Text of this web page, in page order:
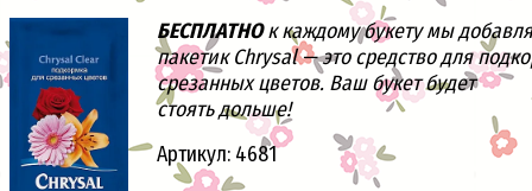
БЕСПЛАТНОк каждому букету мы
пакетик Chrysal — это средство для
срезанных цветов. Ваш букет будет
стоять дольше!
Артикул: 4681